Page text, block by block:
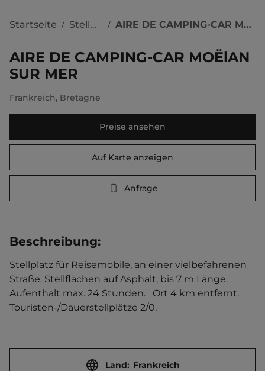
Startseite / Stellplätze / AIRE DE CAMPING-CAR MOËlAN SUR MER
AIRE DE CAMPING-CAR MOËlAN
SUR MER
Frankreich, Bretagne
Preise ansehen
Auf Karte anzeigen
Anfrage
Beschreibung:
Stellplatz für Reisemobile, an einer vielbefahrenen
Straße. Stellflächen auf Asphalt, bis 7 m Länge.
Aufenthalt max. 24 Stunden.   Ort 4 km entfernt.
Touristen-/Dauerstellplätze 2/0.
Land: Frankreich